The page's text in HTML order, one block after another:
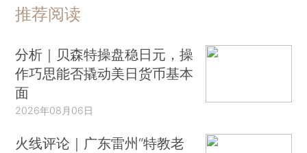
推荐阅读
分析｜贝森特操盘稳日元，操
作巧思能否撬动美日货币基本
面
2026年08月06日
火线评论｜广东雷州“特教老